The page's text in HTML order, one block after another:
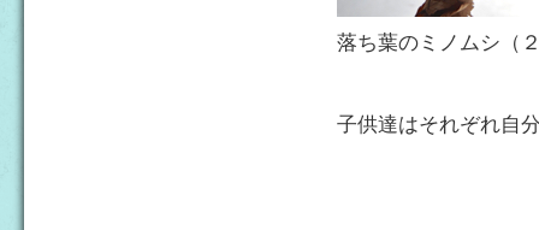
落ち葉のミノムシ（
子供達はそれぞれ自